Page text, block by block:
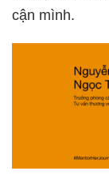
cận mình.